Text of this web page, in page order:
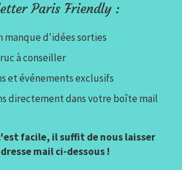
Paris Friendly :
manque d'idées sorties
à conseiller
et événements exclusifs
directement dans votre boîte mail
facile, il suffit de nous laisser
mail ci-dessous !